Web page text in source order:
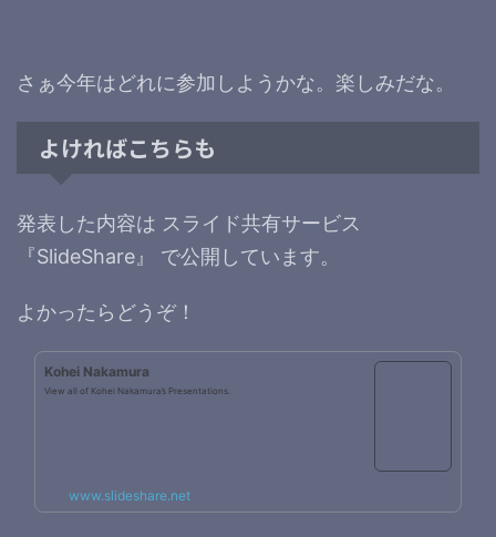
さぁ今年はどれに参加しようかな。楽しみだな。
よければこちらも
発表した内容は スライド共有サービス
『SlideShare』 で公開しています。
よかったらどうぞ！
Kohei Nakamura
View all of Kohei Nakamura’s Presentations.
www.slideshare.net